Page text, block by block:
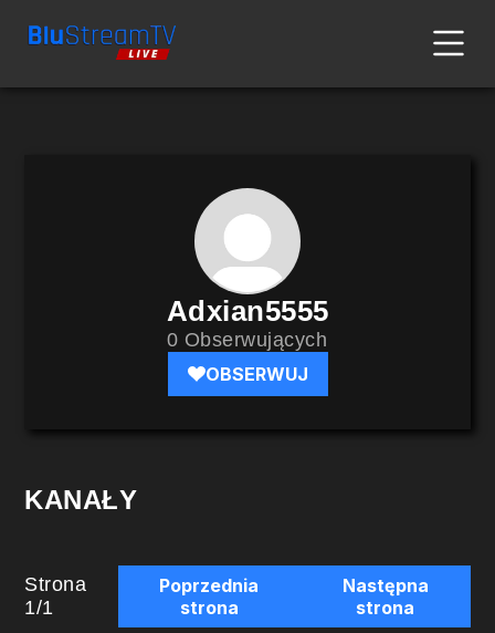
Adxian5555
0 Obserwujących
OBSERWUJ
KANAŁY
Strona
1/1
Poprzednia
strona
Następna
strona